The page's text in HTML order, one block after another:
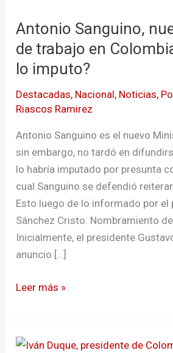
Antonio Sanguino,
de trabajo en
lo imputo?
Destacadas, Nacional, Noticias,
Riascos Ramirez
Antonio Sanguino es el nuevo
sin embargo, no tardó en
lo habría imputado por presunta
cual Sanguino se defendió
Esto luego de lo informado por
Sánchez Cristo. Nombramiento
Inicialmente, el presidente
anuncio […]
nuevo
ministro
de
en
Colombia
¿Fiscalía
lo
imputo?
Leer más »
Presidente